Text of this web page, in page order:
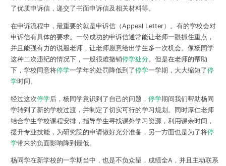
了优质申诉信，递交了书面申诉信及相关材料等。
在申诉流程中，最重要的就是申诉信（Appeal Letter）。 有的学校会对
申诉信有具体的要求。一份成功的申诉信通常能让老师一眼抓住重点，
并且能强有力的说服老师，让老师愿意给出学生多一次机会。像杨同学
这种二次违纪的情况下，一般很难撤销停学处分。但是在老师的帮助
下，学校同意将停学一学年的处罚降低到了停学一学期 ，大大缩短了停
学时间。
经过这次停学后，杨同学意识到了自己的问题， 停学期间我们帮助杨同
学转到了新的学校过渡，并制定了切实可行的学习规划。同时厚仁老师
结合学生学校课程安排，指导学生寻找课外学习资源，利用课余时间，
提升专业技能，为研究院的申请做好充分准备 ，另一方面也是为了将停
学带来的负面影响降到最低。
杨同学在新学校的一学期当中，也是不负众望， 成绩全A ，并且主动联系